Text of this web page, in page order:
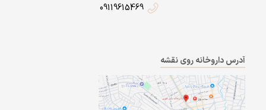
09119615469
آدرس داروخانه روی نقشه